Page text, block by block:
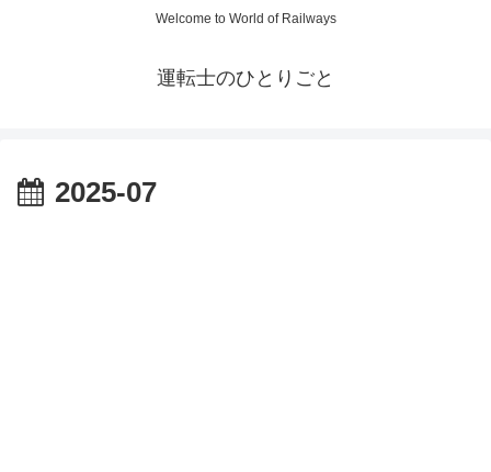
Welcome to World of Railways
運転士のひとりごと
2025-07